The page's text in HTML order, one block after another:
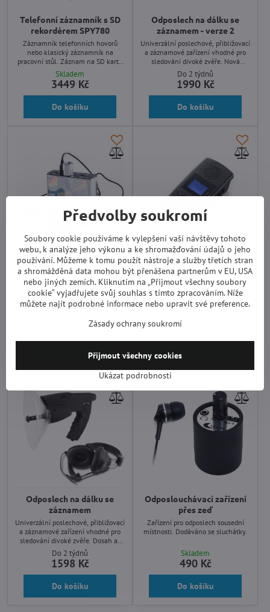
Telefonní záznamník s SD
rekordérem SPY780
Záznamník telefonních hovorů
nebo klasický záznamník na
pracovní stůl. Záznam na SD kartu
až 32Gb. Vhodné pro všechny
telefony.
Skladem
3449 Kč
Do košíku
Odposlech na dálku se
záznamem - verze 2
Univerzální poslechové, přibližovací
a záznamové zařízení vhodné pro
sledování divoké zvěře. Nová
vylepšená verze s možností
záznamu na SD kartu a citlivějším
snímačem.
Do 2 týdnů
1990 Kč
Do košíku
Profesionální odposlech
přes zeď se záznamem
Profesionální odposlech přes zeď se
záznamem na SD kartu. Vysoká
citlivost a zesílení. Součástí balení
sonda na zeď, speciální tenká
2490 Kč
Do košíku
Profesionální záznamník
telefonních hovorů
SPY5000
Digitální záznamník telefonních
hovorů nebo klasický záznamník na
pracovní stůl. Záznam na SD kartu
Skladem
4490 Kč
Do košíku
Odposlech na dálku se
záznamem
Univerzální poslechové, přibližovací
a záznamové zařízení vhodné pro
sledování divoké zvěře. Dosah až
300m.
Do 2 týdnů
1598 Kč
Do košíku
Odposlouchávací zařízení
přes zeď
Zařízení pro odposlech sousední
místnosti. Dodáváno se sluchátky.
Skladem
490 Kč
Do košíku
Předvolby soukromí
Soubory cookie používáme k vylepšení vaší návštěvy tohoto
webu, k analýze jeho výkonu a ke shromažďování údajů o jeho
používání. Můžeme k tomu použít nástroje a služby třetích stran
a shromážděná data mohou být přenášena partnerům v EU, USA
nebo jiných zemích. Kliknutím na „Přijmout všechny soubory
cookie“ vyjadřujete svůj souhlas s tímto zpracováním. Níže
můžete najít podrobné informace nebo upravit své preference.
Zásady ochrany soukromí
Ukázat podrobnosti
Přijmout všechny cookies